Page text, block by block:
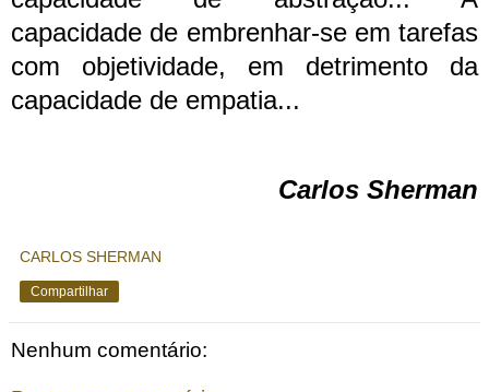
capacidade de embrenhar-se em tarefas
com objetividade, em detrimento da
capacidade de empatia...
Carlos Sherman
CARLOS SHERMAN
Compartilhar
Nenhum comentário: